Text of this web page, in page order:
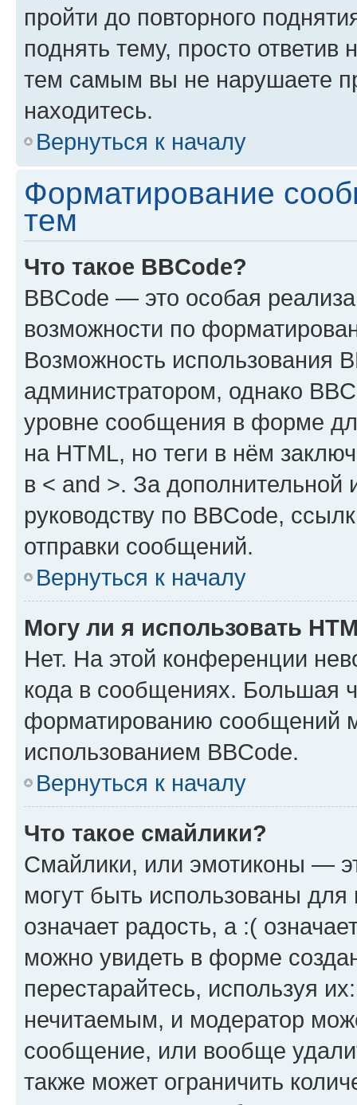
пройти до повторного
поднять тему, просто ответив
тем самым вы не нарушаете
находитесь.
Вернуться к началу
Форматирование
тем
Что такое BBCode?
BBCode — это особая
возможности по
Возможность использования
администратором, однако
уровне сообщения в форме
на HTML, но теги в нём
в < and >. За
руководству по BBCode,
отправки сообщений.
Вернуться к началу
Могу ли я использовать
Нет. На этой конференции
кода в сообщениях. Большая
форматированию сообщений
использованием BBCode.
Вернуться к началу
Что такое смайлики?
Смайлики, или эмотиконы —
могут быть использованы
означает радость, а :(
можно увидеть в форме
перестарайтесь, используя
нечитаемым, и модератор
сообщение, или вообще
также может ограничить